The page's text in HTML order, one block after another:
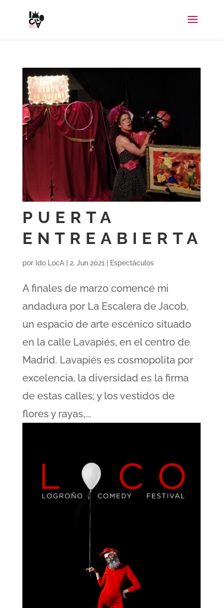
PUERTA
ENTREABIERTA
por Ido LocA| 2, Jun 2021 Espectáculos
A finales de marzo comencé mi
andadura por La Escalera de Jacob,
un espacio de arte escénico situado
en la calle Lavapiés, en el centro de
Madrid. Lavapiés es cosmopolita por
excelencia, la diversidad es la firma
de estas calles; y los vestidos de
flores y rayas,...